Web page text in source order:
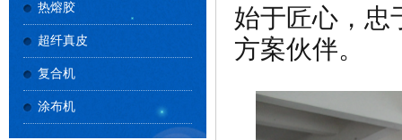
热熔胶
超纤真皮
复合机
涂布机
始于匠心，
方案伙伴。